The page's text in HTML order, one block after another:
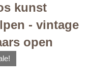
kunst
- vintage
open